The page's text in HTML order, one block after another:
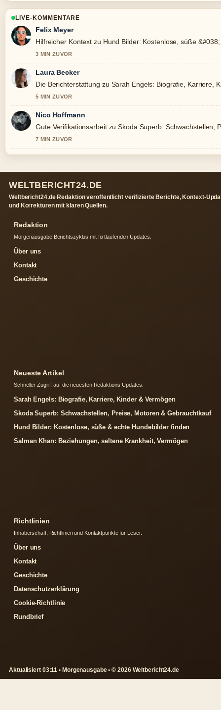
LIVE-KOMMENTARE
Felix Meyer
Hilfreicher Kontext zu Hund Bilder: Kostenlose, süße
3 MIN ZUVOR
Laura Becker
Die Berichterstattung zu Sarah Engels: Biografie, Karriere,
5 MIN ZUVOR
Nico Hoffmann
Gute Verifikationsarbeit zu Skoda Superb:
7 MIN ZUVOR
WELTBERICHT24.DE
Weltbericht24.de Redaktion veroffentlicht verifizierte Berichte, Kontext-
und Korrekturen mit klaren Quellen.
Redaktion
Morgenausgabe Berichtszyklus mit fortlaufenden Updates.
Über uns
Kontakt
Geschichte
Neueste Artikel
Schneller Zugriff auf die neuesten Redaktions-Updates.
Sarah Engels: Biografie, Karriere, Kinder & Vermögen
Skoda Superb: Schwachstellen, Preise, Motoren & Gebrauchtkauf
Hund Bilder: Kostenlose, süße & echte Hundebilder finden
Salman Khan: Beziehungen, seltene Krankheit, Vermögen
Richtlinien
Inhaberschaft, Richtlinien und Kontaktpunkte fur Leser.
Über uns
Kontakt
Geschichte
Datenschutzerklärung
Cookie-Richtlinie
Rundbrief
Aktualisiert 03:11 • Morgenausgabe • © 2026 Weltbericht24.de